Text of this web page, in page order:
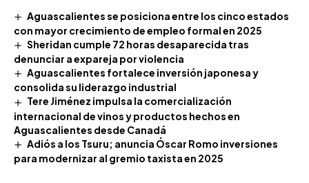
Aguascalientes se posiciona entre los cinco estados
con mayor crecimiento de empleo formal en 2025
Sheridan cumple 72 horas desaparecida tras
denunciar a expareja por violencia
Aguascalientes fortalece inversión japonesa y
consolida su liderazgo industrial
Tere Jiménez impulsa la comercialización
internacional de vinos y productos hechos en
Aguascalientes desde Canadá
Adiós a los Tsuru; anuncia Óscar Romo inversiones
para modernizar al gremio taxista en 2025